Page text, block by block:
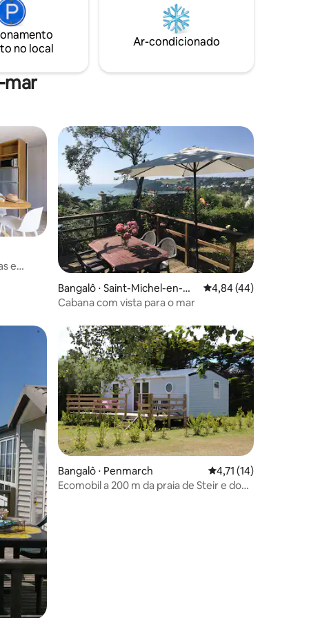
nas
- Animações de verão - Belos passeios
nos jardins (caça ao tesouro e corrida de
orientação) - Golfe de 9 buracos por um
no local
Ar-condicionado
mar
e
Bangalô ⋅ Saint-Michel-en-Gr
ève
4,84 de uma
4,84 (44)
Cabana com vista para o mar
Bangalô ⋅ Penmarch 4,71 de uma
4,71 (14)
Ecomobil a 200 m da praia de Steir e do